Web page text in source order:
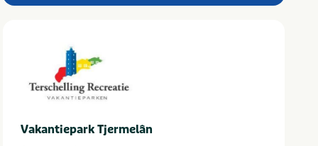
Vakantiepark Tjermelân